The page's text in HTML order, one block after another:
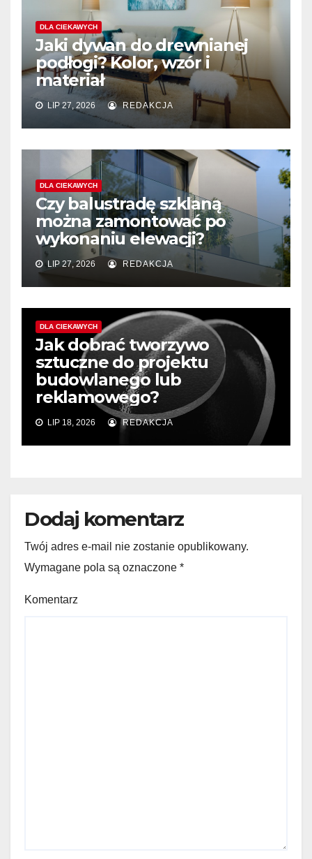
DLA CIEKAWYCH
Jaki dywan do drewnianej
podłogi? Kolor, wzór i
materiał
LIP 27, 2026 REDAKCJA
DLA CIEKAWYCH
Czy balustradę szklaną
można zamontować po
wykonaniu elewacji?
LIP 27, 2026 REDAKCJA
DLA CIEKAWYCH
Jak dobrać tworzywo
sztuczne do projektu
budowlanego lub
reklamowego?
LIP 18, 2026 REDAKCJA
Dodaj komentarz
Twój adres e-mail nie zostanie opublikowany.
Wymagane pola są oznaczone *
Komentarz